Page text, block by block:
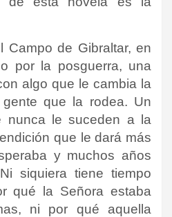
Campo de Gibraltar, en
por la posguerra, una
algo que le cambia la
que la rodea. Un
nunca le suceden a la
que le dará más
y muchos años
siquiera tiene tiempo
qué la Señora estaba
ni por qué aquella